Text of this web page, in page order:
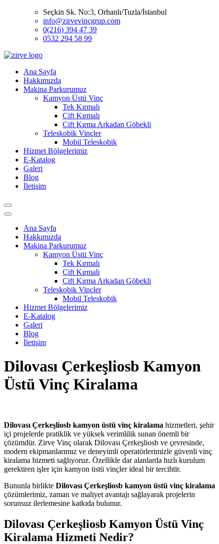
Seçkin Sk. No:3, Orhanlı/Tuzla/İstanbul
info@zirvevincgrup.com
0(216) 394 47 39
0532 294 58 99
Ana Sayfa
Hakkımızda
Makina Parkurumuz
Kamyon Üstü Vinç
Tek Kırmalı
Çift Kırmalı
Çift Kırma Arkadan Göbekli
Teleskobik Vinçler
Mobil Teleskobik
Hizmet Bölgelerimiz
E-Katalog
Galeri
Blog
İletişim
Ana Sayfa
Hakkımızda
Makina Parkurumuz
Kamyon Üstü Vinç
Tek Kırmalı
Çift Kırmalı
Çift Kırma Arkadan Göbekli
Teleskobik Vinçler
Mobil Teleskobik
Hizmet Bölgelerimiz
E-Katalog
Galeri
Blog
İletişim
Dilovası Çerkeşliosb Kamyon
Üstü Vinç Kiralama
Dilovası Çerkeşliosb kamyon üstü vinç kiralama hizmetleri, şehir
içi projelerde pratiklik ve yüksek verimlilik sunan önemli bir
çözümdür. Zirve Vinç olarak Dilovası Çerkeşliosb ve çevresinde,
modern ekipmanlarımız ve deneyimli operatörlerimizle güvenli vinç
kiralama hizmeti sağlıyoruz. Özellikle dar alanlarda hızlı kurulum
gerektiren işler için kamyon üstü vinçler ideal bir tercihtir.
Bununla birlikte Dilovası Çerkeşliosb kamyon üstü vinç kiralama
çözümlerimiz, zaman ve maliyet avantajı sağlayarak projelerin
sorunsuz ilerlemesine katkıda bulunur.
Dilovası Çerkeşliosb Kamyon Üstü Vinç
Kiralama Hizmeti Nedir?